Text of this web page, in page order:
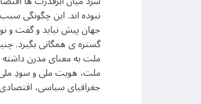
نبوده اند. این چگونگی
جهان پیش نیاید و گفت و
گستره ی همگانی بگیرد.
ملت به معنای مدرن داشته
ملت، هویت ملی و سودِ ملی
جغرافیای سیاسی،